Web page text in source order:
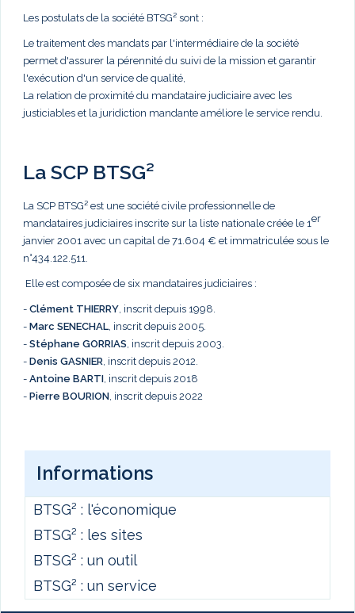
Les postulats de la société BTSG² sont :
Le traitement des mandats par l'intermédiaire de la société
permet d'assurer la pérennité du suivi de la mission et garantir
l'exécution d'un service de qualité,
La relation de proximité du mandataire judiciaire avec les
justiciables et la juridiction mandante améliore le service rendu.
La SCP BTSG²
La SCP BTSG² est une société civile professionnelle de
mandataires judiciaires inscrite sur la liste nationale créée le 1er
janvier 2001 avec un capital de 71.604 € et immatriculée sous le
n°434.122.511.
Elle est composée de six mandataires judiciaires :
- Clément THIERRY, inscrit depuis 1998.
- Marc SENECHAL, inscrit depuis 2005.
- Stéphane GORRIAS, inscrit depuis 2003.
- Denis GASNIER, inscrit depuis 2012.
- Antoine BARTI, inscrit depuis 2018
- Pierre BOURION, inscrit depuis 2022
Informations
BTSG² : l'économique
BTSG² : les sites
BTSG² : un outil
BTSG² : un service